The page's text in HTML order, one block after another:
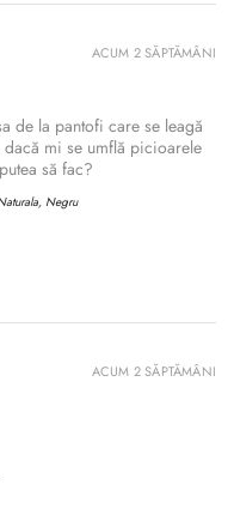
de la pantofi care se leagă
mi se umflă picioarele
să fac?
Negru
ACUM 2 SĂPTĂMÂNI
ACUM 2 SĂPTĂMÂNI